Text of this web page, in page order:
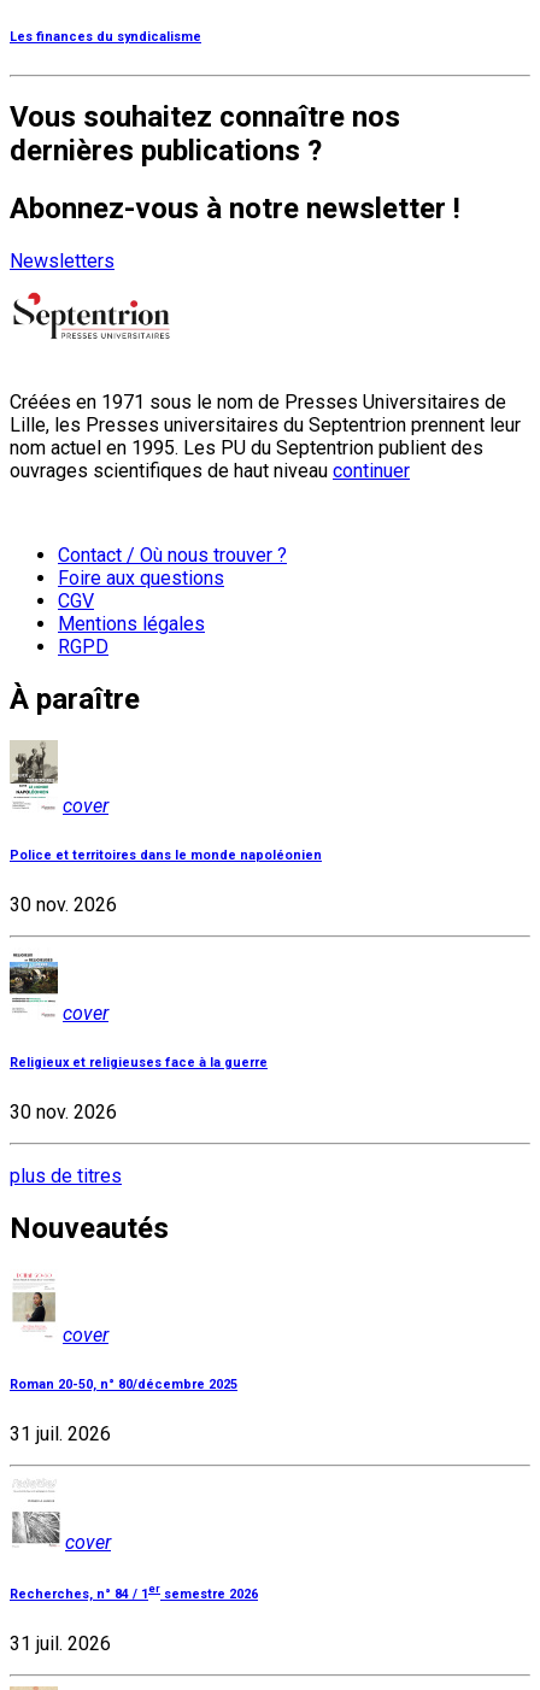
Les finances du syndicalisme
Vous souhaitez connaître nos
dernières publications ?
Abonnez-vous à notre newsletter !
Newsletters
Créées en 1971 sous le nom de Presses Universitaires de
Lille, les Presses universitaires du Septentrion prennent leur
nom actuel en 1995. Les PU du Septentrion publient des
ouvrages scientifiques de haut niveau continuer
Contact / Où nous trouver ?
Foire aux questions
CGV
Mentions légales
RGPD
À paraître
cover
Police et territoires dans le monde napoléonien
30 nov. 2026
cover
Religieux et religieuses face à la guerre
30 nov. 2026
plus de titres
Nouveautés
cover
Roman 20-50, n° 80/décembre 2025
31 juil. 2026
cover
Recherches, n° 84 / 1 er semestre 2026
31 juil. 2026